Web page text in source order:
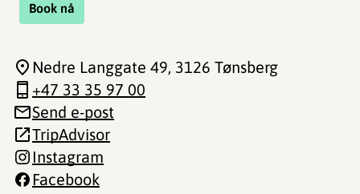
Book nå
Nedre Langgate 49, 3126 Tønsberg
+47 33 35 97 00
Send e-post
TripAdvisor
Instagram
Facebook